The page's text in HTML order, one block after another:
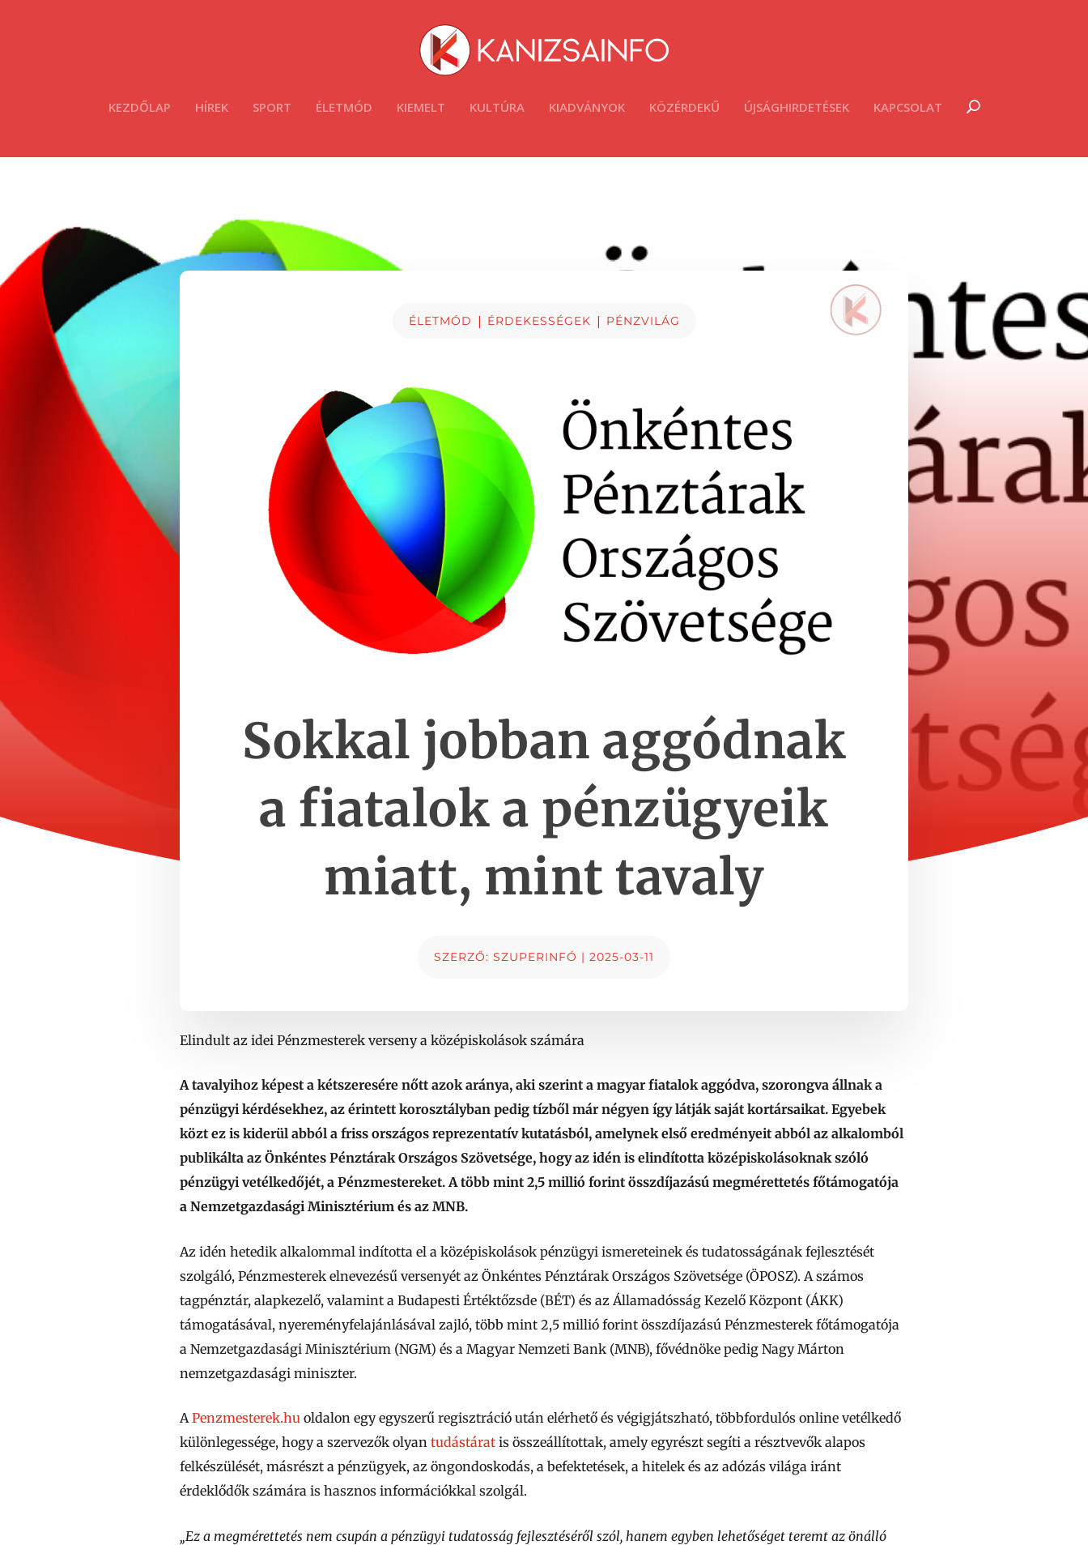
KEZDŐLAP HÍREK SPORT ÉLETMÓD KIEMELT KULTÚRA KIADVÁNYOK KÖZÉRDEKŰ ÚJSÁGHIRDETÉSEK KAPCSOLAT
ÉLETMÓD | ÉRDEKESSÉGEK | PÉNZVILÁG
Sokkal jobban aggódnak
a fiatalok a pénzügyeik
miatt, mint tavaly
SZERZŐ: SZUPERINFÓ | 2025-03-11
Elindult az idei Pénzmesterek verseny a középiskolások számára
A tavalyihoz képest a kétszeresére nőtt azok aránya, aki szerint a magyar fiatalok aggódva, szorongva állnak a
pénzügyi kérdésekhez, az érintett korosztályban pedig tízből már négyen így látják saját kortársaikat. Egyebek
közt ez is kiderül abból a friss országos reprezentatív kutatásból, amelynek első eredményeit abból az alkalomból
publikálta az Önkéntes Pénztárak Országos Szövetsége, hogy az idén is elindította középiskolásoknak szóló
pénzügyi vetélkedőjét, a Pénzmestereket. A több mint 2,5 millió forint összdíjazású megmérettetés főtámogatója
a Nemzetgazdasági Minisztérium és az MNB.
Az idén hetedik alkalommal indította el a középiskolások pénzügyi ismereteinek és tudatosságának fejlesztését
szolgáló, Pénzmesterek elnevezésű versenyét az Önkéntes Pénztárak Országos Szövetsége (ÖPOSZ). A számos
tagpénztár, alapkezelő, valamint a Budapesti Értéktőzsde (BÉT) és az Államadósság Kezelő Központ (ÁKK)
támogatásával, nyereményfelajánlásával zajló, több mint 2,5 millió forint összdíjazású Pénzmesterek főtámogatója
a Nemzetgazdasági Minisztérium (NGM) és a Magyar Nemzeti Bank (MNB), fővédnöke pedig Nagy Márton
nemzetgazdasági miniszter.
APenzmesterek.hu oldalon egy egyszerű regisztráció után elérhető és végigjátszható, többfordulós online vetélkedő
különlegessége, hogy a szervezők olyan tudástárat is összeállítottak, amely egyrészt segíti a résztvevők alapos
felkészülését, másrészt a pénzügyek, az öngondoskodás, a befektetések, a hitelek és az adózás világa iránt
érdeklődők számára is hasznos információkkal szolgál.
„Ez a megmérettetés nem csupán a pénzügyi tudatosság fejlesztéséről szól, hanem egyben lehetőséget teremt az önálló